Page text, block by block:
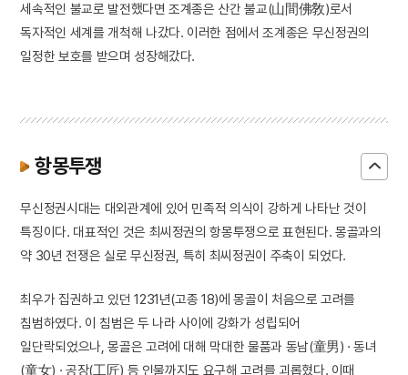
세속적인 불교로 발전했다면 조계종은 산간 불교(山間佛敎)로서
독자적인 세계를 개척해 나갔다. 이러한 점에서 조계종은 무신정권의
일정한 보호를 받으며 성장해갔다.
항몽투쟁
무신정권시대는 대외관계에 있어 민족적 의식이 강하게 나타난 것이
특징이다. 대표적인 것은 최씨정권의 항몽투쟁으로 표현된다. 몽골과의
약 30년 전쟁은 실로 무신정권, 특히 최씨정권이 주축이 되었다.
최우가 집권하고 있던 1231년(고종 18)에 몽골이 처음으로 고려를
침범하였다. 이 침범은 두 나라 사이에 강화가 성립되어
일단락되었으나, 몽골은 고려에 대해 막대한 물품과 동남(童男) · 동녀
(童女) · 공장(工匠) 등 인물까지도 요구해 고려를 괴롭혔다. 이때